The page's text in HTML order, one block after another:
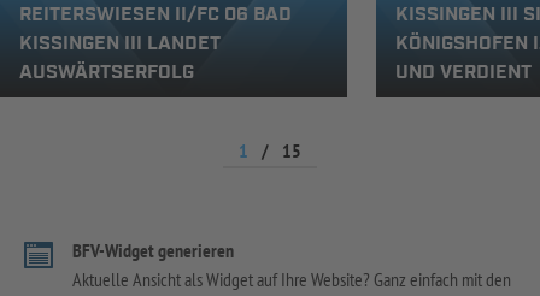
REITERSWIESEN II/FC 06 BAD
KISSINGEN III LANDET
AUSWÄRTSERFOLG
KISSINGEN III
KÖNIGSHOFEN
UND VERDIENT
1 / 15
BFV-Widget generieren
Aktuelle Ansicht als Widget auf Ihre Website? Ganz einfach mit den